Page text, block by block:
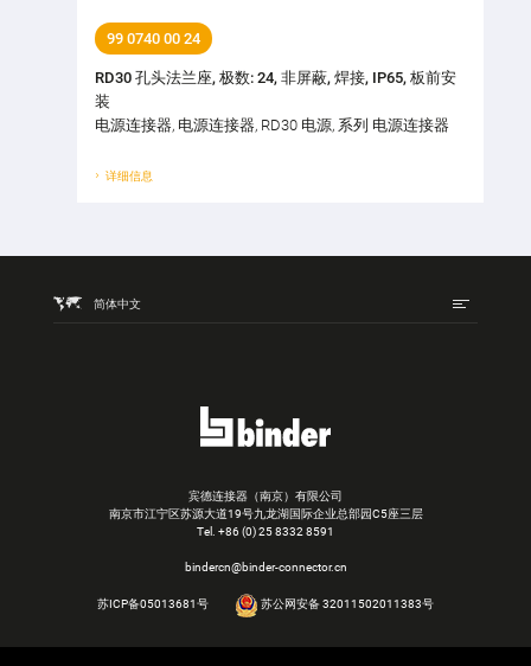
99 0740 00 24
RD30 孔头法兰座, 极数: 24, 非屏蔽, 焊接, IP65, 板前安
装
电源连接器, 电源连接器, RD30 电源, 系列 电源连接器
详细信息
简体中文
宾德连接器（南京）有限公司
南京市江宁区苏源大道19号九龙湖国际企业总部园C5座三层
Tel. +86 (0) 25 8332 8591
bindercn@binder-connector.cn
苏ICP备05013681号 苏公网安备 32011502011383号